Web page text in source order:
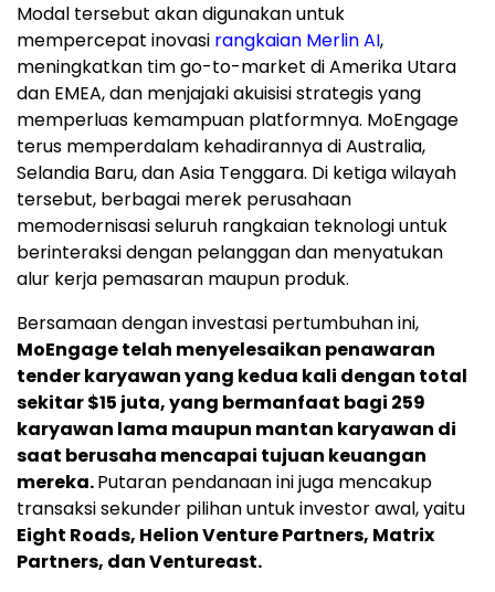
Modal tersebut akan digunakan untuk
mempercepat inovasi rangkaian Merlin AI,
meningkatkan tim go-to-market diAmerika Utara
dan EMEA, dan menjajaki akuisisi strategis yang
memperluas kemampuan platformnya. MoEngage
terus memperdalam kehadirannya diAustralia,
Selandia Baru, danAsia Tenggara. Di ketiga wilayah
tersebut, berbagai merek perusahaan
memodernisasi seluruh rangkaian teknologi untuk
berinteraksi dengan pelanggan dan menyatukan
alur kerja pemasaran maupun produk.
Bersamaan dengan investasi pertumbuhan ini,
MoEngage telah menyelesaikan penawaran
tender karyawan yang kedua kali dengan total
sekitar$15 juta, yang bermanfaat bagi 259
karyawan lama maupun mantan karyawan di
saat berusaha mencapai tujuan keuangan
mereka.Putaran pendanaan ini juga mencakup
transaksi sekunder pilihan untuk investor awal, yaitu
Eight Roads, Helion Venture Partners, Matrix
Partners, dan Ventureast.